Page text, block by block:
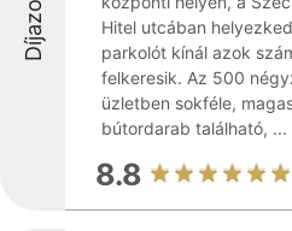
Hitel utcában
parkolót kínál azok
felkeresik. Az 500
üzletben sokféle,
bútordarab található, ...
8.8